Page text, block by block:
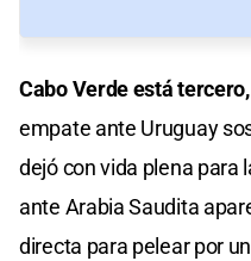
Cabo Verde está
empate ante Uruguay
dejó con vida plena para
ante Arabia Saudita
directa para pelear por